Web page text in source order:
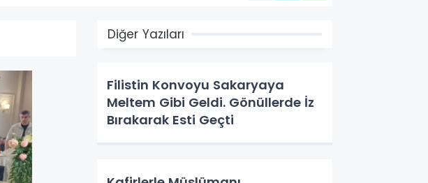
Diğer Yazıları
Filistin Konvoyu Sakaryaya
Meltem Gibi Geldi. Gönüllerde İz
Bırakarak Esti Geçti